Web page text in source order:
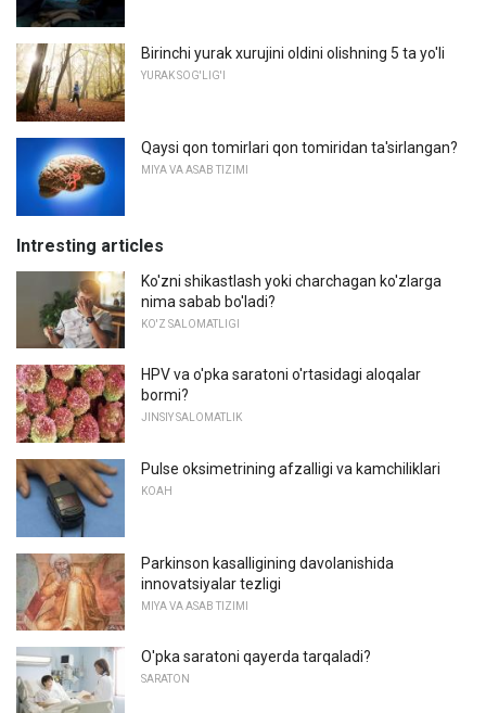
Birinchi yurak xurujini oldini olishning 5 ta yo'li
YURAK SOG'LIG'I
Qaysi qon tomirlari qon tomiridan ta'sirlangan?
MIYA VA ASAB TIZIMI
Intresting articles
Ko'zni shikastlash yoki charchagan ko'zlarga
nima sabab bo'ladi?
KO'Z SALOMATLIGI
HPV va o'pka saratoni o'rtasidagi aloqalar
bormi?
JINSIY SALOMATLIK
Pulse oksimetrining afzalligi va kamchiliklari
KOAH
Parkinson kasalligining davolanishida
innovatsiyalar tezligi
MIYA VA ASAB TIZIMI
O'pka saratoni qayerda tarqaladi?
SARATON